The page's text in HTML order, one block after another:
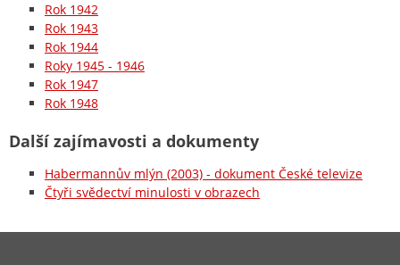
Rok 1942
Rok 1943
Rok 1944
Roky 1945 - 1946
Rok 1947
Rok 1948
Další zajímavosti a dokumenty
Habermannův mlýn (2003) - dokument České televize
Čtyři svědectví minulosti v obrazech